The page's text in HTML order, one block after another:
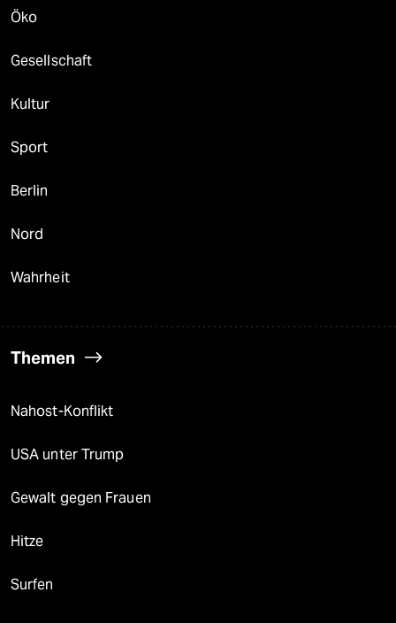
Öko
Gesellschaft
Kultur
Sport
Berlin
Nord
Wahrheit
Themen
Nahost-Konflikt
USA unter Trump
Gewalt gegen Frauen
Hitze
Surfen